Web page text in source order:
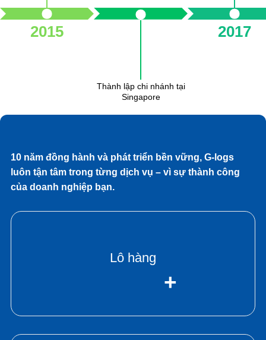
2015
Thành lập chi nhánh tại
Singapore
2017
10 năm đồng hành và phát triển bền vững, G-logs
luôn tận tâm trong từng dịch vụ – vì sự thành công
của doanh nghiệp bạn.
Lô hàng
+